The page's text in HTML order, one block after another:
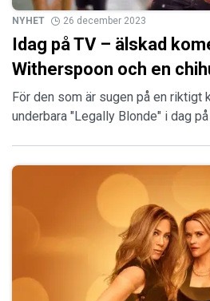
NYHET 26 december 2023
Idag på TV – älskad
Witherspoon och en
För den som är sugen på en
underbara "Legally Blonde" i dag på